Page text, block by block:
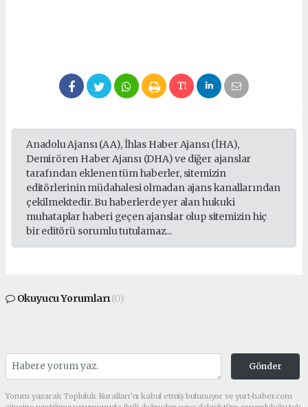
Anadolu Ajansı (AA), İhlas Haber Ajansı (İHA),
Demirören Haber Ajansı (DHA) ve diğer ajanslar
tarafından eklenen tüm haberler, sitemizin
editörlerinin müdahalesi olmadan ajans kanallarından
çekilmektedir. Bu haberlerde yer alan hukuki
muhataplar haberi geçen ajanslar olup sitemizin hiç
bir editörü sorumlu tutulamaz...
Okuyucu Yorumları(0)
Gönder
Yorum yazarak Topluluk Kuralları’nı kabul etmiş bulunuyor ve yurt-haber.com